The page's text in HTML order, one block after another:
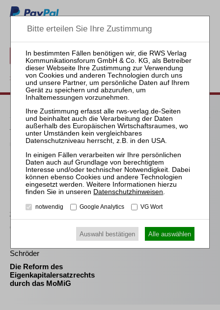
Erwerben Sie den gewünschten Beitrag kostenpflichtig mit
Beitrag für 7,90 € inkl. 7 % MwSt. kaufen
zurück
Passende Bücher
Thibaut
Über die Notwendigkeit
neuer berufsrechtlicher
Regelungen für
Insolvenzverwalter
Sahrmann
Abschläge bei der
Vergütung des
(vorläufigen)
Schröder
Die Reform des
Eigenkapitalersatzrechts
durch das MoMiG
Datenschutzhinweisen
notwendig Google Analytics VG Wort
Auswahl bestätigen Alle auswählen